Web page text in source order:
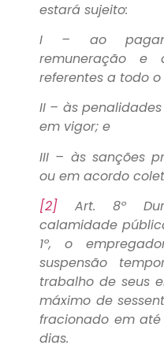
estará sujeito:
I – ao
remuneração e
referentes a todo
II – às
em vigor; e
III – às sanções
ou em acordo
[2] Art. 8º
calamidade
1º, o
suspensão
trabalho de seus
máximo de
fracionado em
dias.